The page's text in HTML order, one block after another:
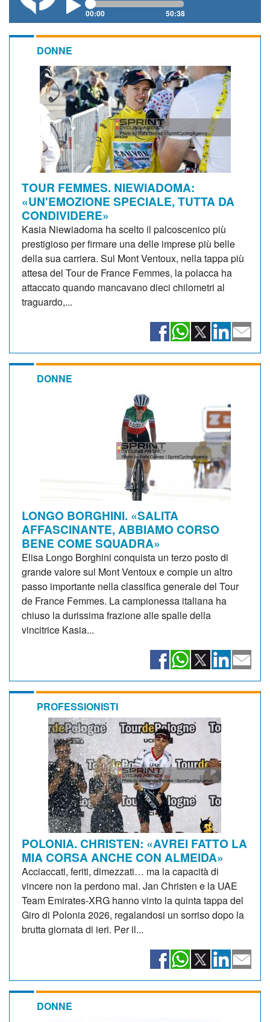
00:00 50:38
DONNE
TOUR FEMMES. NIEWIADOMA:
«UN'EMOZIONE SPECIALE, TUTTA DA
CONDIVIDERE»
Kasia Niewiadoma ha scelto il palcoscenico più
prestigioso per firmare una delle imprese più belle
della sua carriera. Sul Mont Ventoux, nella tappa più
attesa del Tour de France Femmes, la polacca ha
attaccato quando mancavano dieci chilometri al
traguardo,...
DONNE
LONGO BORGHINI. «SALITA
AFFASCINANTE, ABBIAMO CORSO
BENE COME SQUADRA»
Elisa Longo Borghini conquista un terzo posto di
grande valore sul Mont Ventoux e compie un altro
passo importante nella classifica generale del Tour
de France Femmes. La campionessa italiana ha
chiuso la durissima frazione alle spalle della
vincitrice Kasia...
PROFESSIONISTI
POLONIA. CHRISTEN: «AVREI FATTO LA
MIA CORSA ANCHE CON ALMEIDA»
Acciaccati, feriti, dimezzati… ma la capacità di
vincere non la perdono mai. Jan Christen e la UAE
Team Emirates-XRG hanno vinto la quinta tappa del
Giro di Polonia 2026, regalandosi un sorriso dopo la
brutta giornata di ieri. Per il...
DONNE